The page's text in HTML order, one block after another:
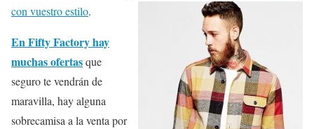
con vuestro estilo.
En Fifty Factory hay
muchas ofertasque
seguro te vendrán de
maravilla, hay alguna
sobrecamisa a la venta por